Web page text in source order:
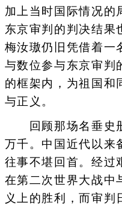
加上当时国际情况的
东京审判的判决结果
梅汝璈仍旧凭借着一
与数位参与东京审判
的框架内，为祖国和
与正义。
回顾那场名垂史册
万千。中国近代以来
往事不堪回首。经过
在第二次世界大战中
义上的胜利，而审判